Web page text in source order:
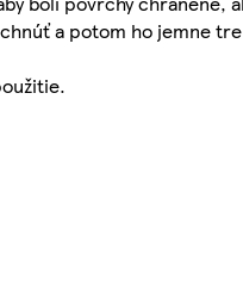
a potom ho jemne